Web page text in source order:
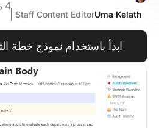
Uma Kelath
Staff Content Editor
4 مايو 2025
ابدأ باستخدام نموذج خطة